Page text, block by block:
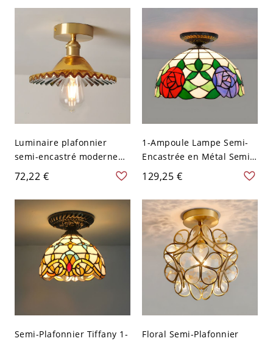
110 V-120 V 31,75 cm Style
Luminaire plafonnier
semi-encastré moderne
en verre blanc avec
ampoules LED - 110 V-120
V Or
72,22 €
1-Ampoule Lampe Semi-
Encastrée en Métal Semi-
Plafonnier Tiffany Abat-
Jour Bol en Vitrail - Jaune
110 V-120 V
129,25 €
Semi-Plafonnier Tiffany 1-
Floral Semi-Plafonnier